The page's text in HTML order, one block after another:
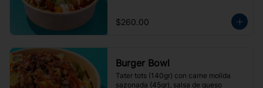
$260.00
Burger Bowl
Tater tots (140gr) con carne molida
sazonada (45gr), salsa de queso